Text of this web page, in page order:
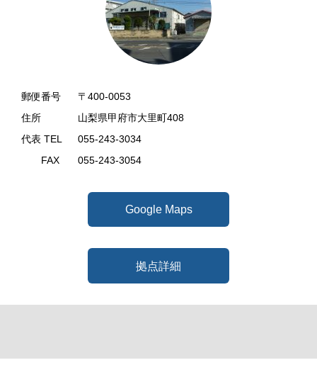
郵便番号
〒400-0053
住所
山梨県甲府市大里町408
代表 TEL
055-243-3034
FAX
055-243-3054
Google Maps
拠点詳細